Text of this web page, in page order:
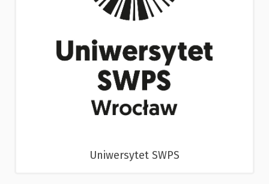
Uniwersytet SWPS